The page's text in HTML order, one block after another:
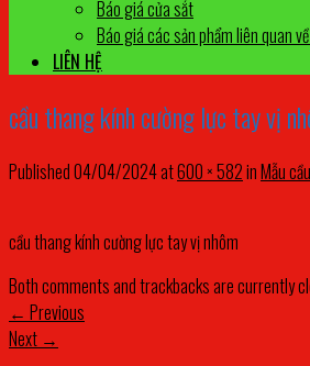
Báo giá cửa sắt
Báo giá các sản phẩm liên quan
LIÊN HỆ
cầu thang kính cường lực tay vị
Published04/04/2024at600 × 582inMẫu
cầu thang kính cường lực tay vị nhôm
Both comments and trackbacks are currently
← Previous
Next →